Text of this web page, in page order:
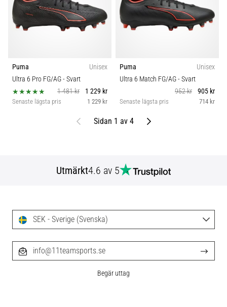
Puma
Unisex
Ultra 6 Pro FG/AG- Svart
1 481 kr
1 229 kr
Senaste lägsta pris 1 229 kr
Puma
Unisex
Ultra 6 Match FG/AG- Svart
952 kr
905 kr
Senaste lägsta pris 714 kr
Föregående
Sidan 1 av 4 Nästa
Utmärkt4.6 av 5
SEK - Sverige (Svenska)
info@11teamsports.se
Begär uttag